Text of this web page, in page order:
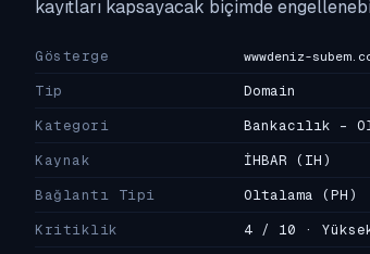
kayıtları kapsayacak biçimde
Gösterge wwwdeniz-
Tip
Domain
Kategori
Bankacılık -
Kaynak
İHBAR (IH)
Bağlantı Tipi
Oltalama (PH)
Kritiklik
4 / 10 ·